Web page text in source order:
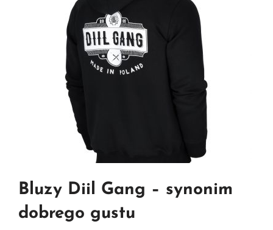
Bluzy Diil Gang – synonim
dobrego gustu